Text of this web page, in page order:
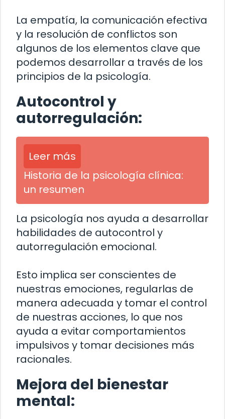
La empatía, la comunicación efectiva
y la resolución de conflictos son
algunos de los elementos clave que
podemos desarrollar a través de los
principios de la psicología.
Autocontrol y
autorregulación:
Leer más
Historia de la psicología clínica:
un resumen
La psicología nos ayuda a desarrollar
habilidades de autocontrol y
autorregulación emocional.
Esto implica ser conscientes de
nuestras emociones, regularlas de
manera adecuada y tomar el control
de nuestras acciones, lo que nos
ayuda a evitar comportamientos
impulsivos y tomar decisiones más
racionales.
Mejora del bienestar
mental: